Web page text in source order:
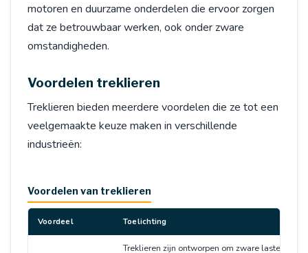
motoren en duurzame onderdelen die ervoor zorgen
dat ze betrouwbaar werken, ook onder zware
omstandigheden.
Voordelen treklieren
Treklieren bieden meerdere voordelen die ze tot een
veelgemaakte keuze maken in verschillende
industrieën:
Voordelen van treklieren
Voordeel Toelichting
Treklieren zijn ontworpen om zware lasten te